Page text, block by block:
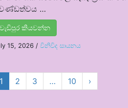
…
වැඩිපුර කියවන්න
15, 2026 / විනිවිද සායනය
1 2 3 … 10 ›